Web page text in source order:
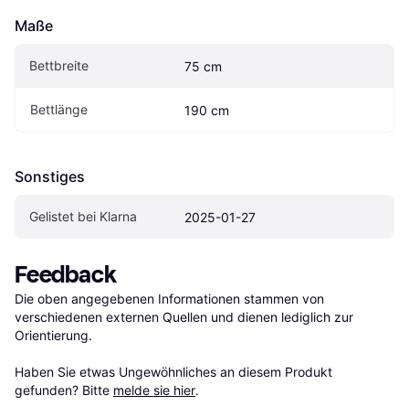
Maße
Bettbreite 75 cm
Bettlänge 190 cm
Sonstiges
Gelistet bei Klarna 2025-01-27
Feedback
Die oben angegebenen Informationen stammen von
verschiedenen externen Quellen und dienen lediglich zur
Orientierung.
Haben Sie etwas Ungewöhnliches an diesem Produkt
gefunden? Bitte melde sie hier.